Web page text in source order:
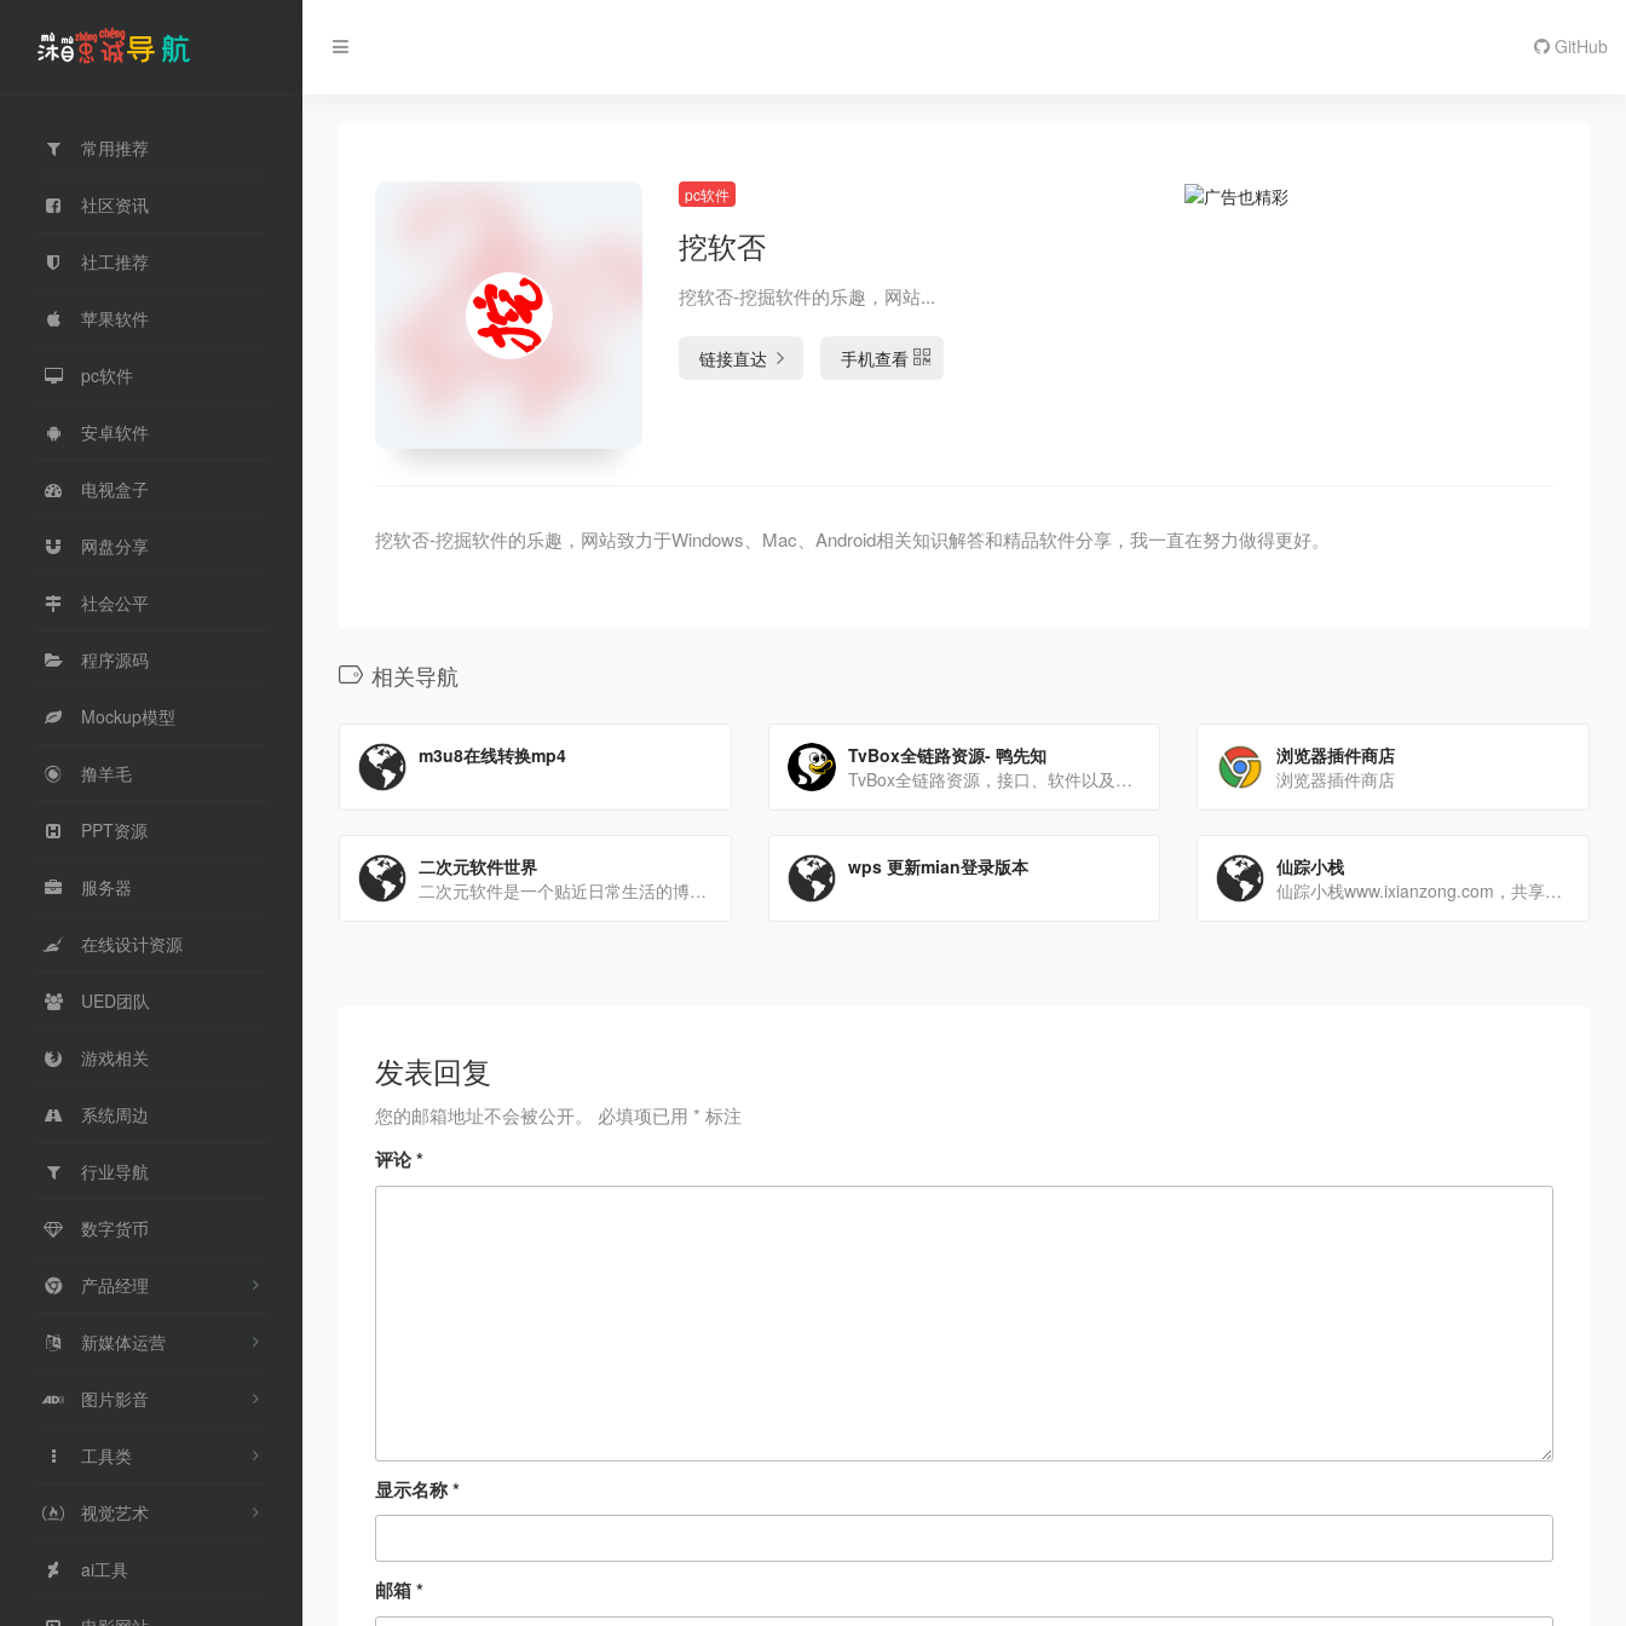
常用推荐
社区资讯
社工推荐
苹果软件
pc软件
安卓软件
电视盒子
网盘分享
社会公平
程序源码
Mockup模型
撸羊毛
PPT资源
服务器
在线设计资源
UED团队
游戏相关
系统周边
行业导航
数字货币
产品经理
新媒体运营
图片影音
工具类
视觉艺术
ai工具
GitHub
pc软件
挖软否
挖软否-挖掘软件的乐趣，网站...
链接直达 手机查看
挖软否-挖掘软件的乐趣，网站致力于Windows、Mac、Android相关知识解答和精品软件分享，我一直在努力做得更好。
相关导航
m3u8在线转换mp4
TvBox全链路资源- 鸭先知
TvBox全链路资源，接口、软件以及TvBox资源站点，这一页就够用了！-鸭先知
浏览器插件商店
浏览器插件商店
二次元软件世界
二次元软件是一个贴近日常生活的博客站点，提供大量实用的绿色软件下载，免除重装系统后到处找软件的过程，让系统安装[…]
wps 更新mian登录版本
仙踪小栈
仙踪小栈www.ixianzong.com，共享精品，分享技术，一个有态度的博客小站。本着独享不如共享，独[…]
发表回复
您的邮箱地址不会被公开。 必填项已用 * 标注
评论*
显示名称*
邮箱*